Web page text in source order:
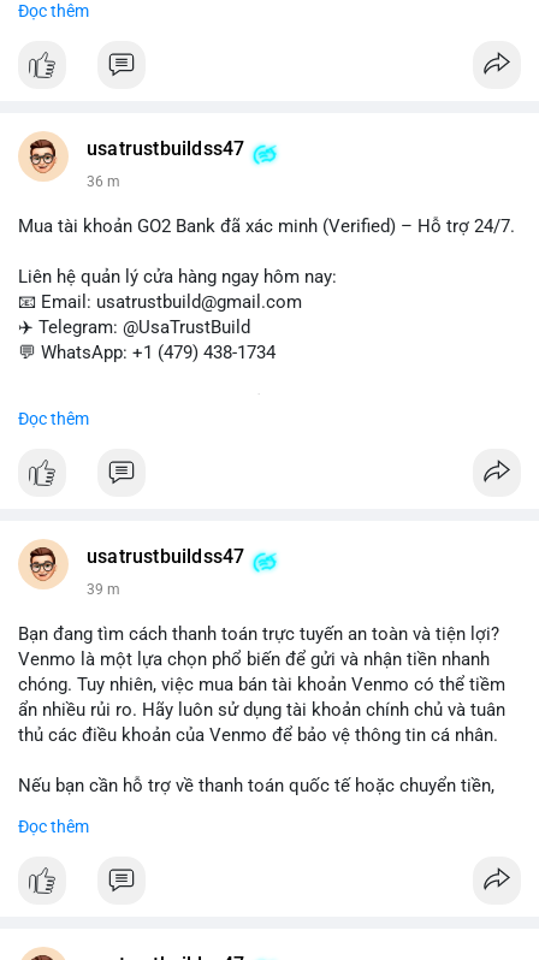
Tài khoản WebMoney xác minh sẵn sàng – giao dịch nhanh
và chuyển tiền quốc tế.
#verifiedaccounts #onlinepayment
#trustbuild
Đọc thêm
usatrustbuildss47
36 m
Mua tài khoản GO2 Bank đã xác minh (Verified) – Hỗ trợ 24/7.
Liên hệ quản lý cửa hàng ngay hôm nay:
📧 Email: usatrustbuild@gmail.com
✈️ Telegram: @UsaTrustBuild
💬 WhatsApp: +1 (479) 438-1734
chuyển tiền, mobile deposit và thanh toán USDT.
#buyverifiedgo2bankaccounts
Đọc thêm
usatrustbuildss47
39 m
Bạn đang tìm cách thanh toán trực tuyến an toàn và tiện lợi?
Venmo là một lựa chọn phổ biến để gửi và nhận tiền nhanh
chóng. Tuy nhiên, việc mua bán tài khoản Venmo có thể tiềm
ẩn nhiều rủi ro. Hãy luôn sử dụng tài khoản chính chủ và tuân
thủ các điều khoản của Venmo để bảo vệ thông tin cá nhân.
Nếu bạn cần hỗ trợ về thanh toán quốc tế hoặc chuyển tiền,
cung cấp dịch vụ tư vấn và giải pháp thanh toán trực tuyến an
Đọc thêm